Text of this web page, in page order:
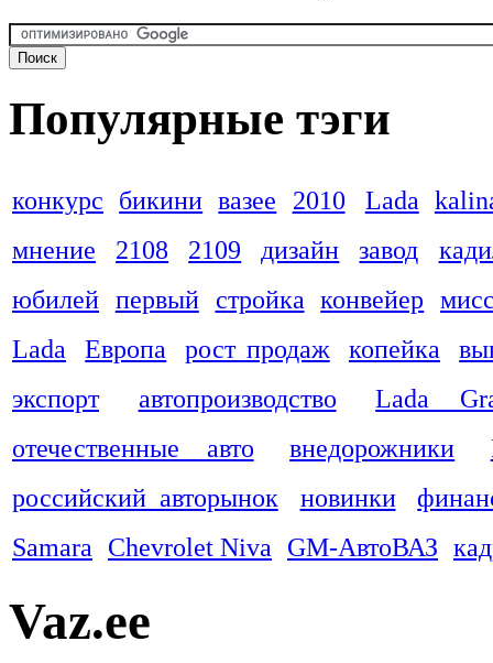
Популярные тэги
конкурс бикини вазее 2010 Lada
мнение
2108 2109 дизайн завод
юбилей первый стройка конвейер
Lada
Европа рост продаж копейка
экспорт
автопроизводство
Lada
отечественные авто
внедорожники
российский авторынок
новинки
Samara
Chevrolet Niva GM-АвтоВАЗ
Vaz.ee